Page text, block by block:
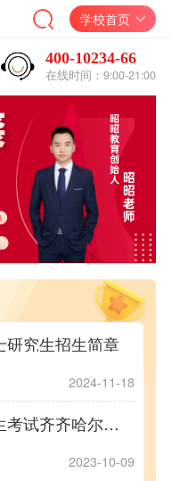
学校首页
400-10234-66
在线时间：9:00-21:00
研究生招生简章
2024-11-18
2024年全国硕士研究生招生考试齐齐哈尔医学院报考点公告
2023-10-09